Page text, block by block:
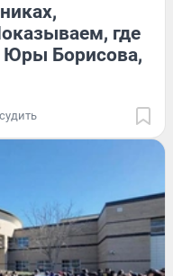
где
Юры Борисова,